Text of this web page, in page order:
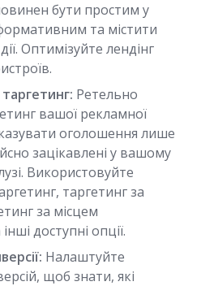
бути простим у
та містити
Оптимізуйте лендінг
Ретельно
вашої рекламної
оголошення лише
зацікавлені у вашому
Використовуйте
таргетинг за
за місцем
доступні опції.
Налаштуйте
щоб знати, які